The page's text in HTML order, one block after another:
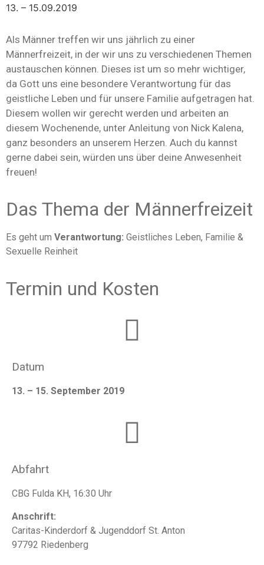
13. – 15.09.2019
Als Männer treffen wir uns jährlich zu einer
Männerfreizeit, in der wir uns zu verschiedenen Themen
austauschen können. Dieses ist um so mehr wichtiger,
da Gott uns eine besondere Verantwortung für das
geistliche Leben und für unsere Familie aufgetragen hat.
Diesem wollen wir gerecht werden und arbeiten an
diesem Wochenende, unter Anleitung von Nick Kalena,
ganz besonders an unserem Herzen. Auch du kannst
gerne dabei sein, würden uns über deine Anwesenheit
freuen!
Das Thema der Männerfreizeit
Es geht um Verantwortung: Geistliches Leben, Familie &
Sexuelle Reinheit
Termin und Kosten
Datum
13. – 15. September 2019
Abfahrt
CBG Fulda KH, 16:30 Uhr
Anschrift:
Caritas-Kinderdorf & Jugenddorf St. Anton
97792 Riedenberg